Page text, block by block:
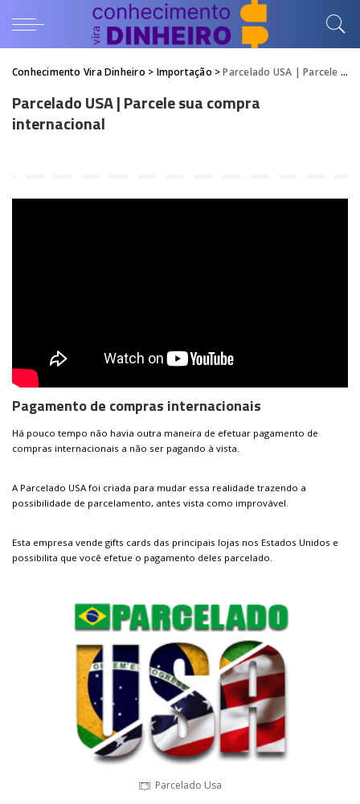
Conhecimento Vira Dinheiro > Importação >Parcelado USA | Parcele sua compra internacional
Parcelado USA | Parcele sua compra
internacional
Pagamento de compras internacionais
Há pouco tempo não havia outra maneira de efetuar pagamento de
compras internacionais a não ser pagando à vista.
A Parcelado USA foi criada para mudar essa realidade trazendo a
possibilidade de parcelamento, antes vista como improvável.
Esta empresa vende gifts cards das principais lojas nos Estados Unidos e
possibilita que você efetue o pagamento deles parcelado.
Parcelado Usa